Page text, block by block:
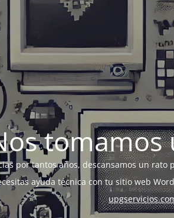
por tantos años, descansamos un rato
ayuda técnica con tu sitio web